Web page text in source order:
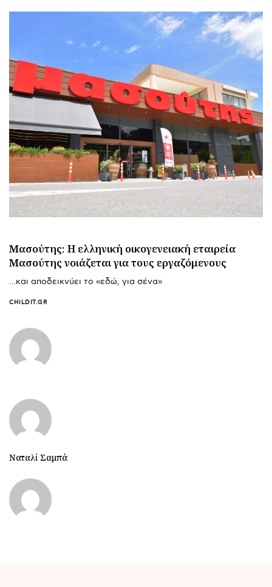
Μασούτης: Η ελληνική οικογενειακή εταιρεία
Μασούτης νοιάζεται για τους εργαζόμενους
…και αποδεικνύει το «εδώ, για σένα»
CHILDIT.GR
Ναταλί Σαμπά